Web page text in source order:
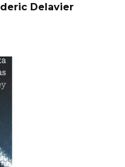
Delavier